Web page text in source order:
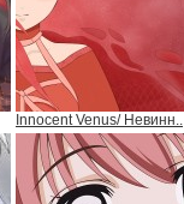
Innocent Venus/ Невинн..